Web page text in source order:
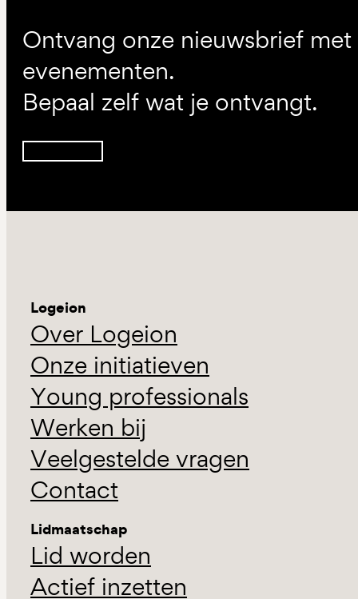
Ontvang onze nieuwsbrief
evenementen.
Bepaal zelf wat je ontvangt.
Logeion
Over Logeion
Onze initiatieven
Young professionals
Werken bij
Veelgestelde vragen
Contact
Lidmaatschap
Lid worden
Actief inzetten